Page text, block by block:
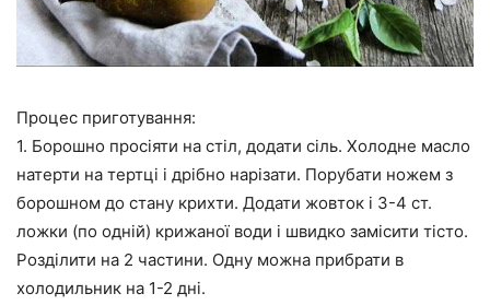
Процес приготування:
1. Борошно просіяти на стіл, додати сіль. Холодне масло
натерти на тертці і дрібно нарізати. Порубати ножем з
борошном до стану крихти. Додати жовток і 3-4 ст.
ложки (по одній) крижаної води і швидко замісити тісто.
Розділити на 2 частини. Одну можна прибрати в
холодильник на 1-2 дні.